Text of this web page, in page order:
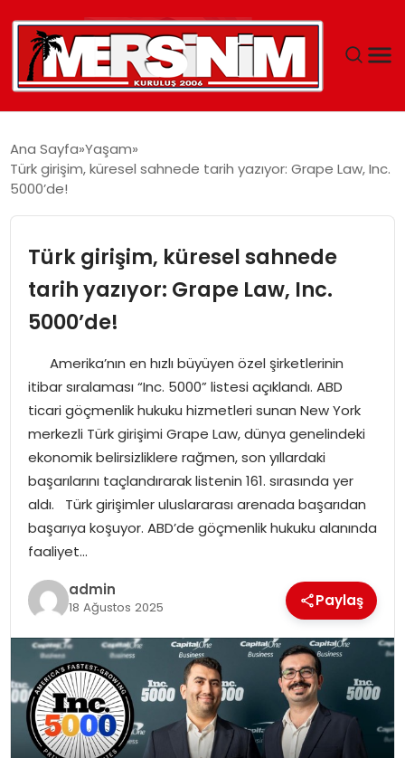
YAŞAM
EĞITIM
SPOR
EKONOMI
MAGAZIN
DÜNYA
OTOMOBIL
Ana Sayfa Yaşam
Türk girişim, küresel sahnede tarih yazıyor: Grape Law, Inc.
5000’de!
Türk girişim, küresel sahnede
tarih yazıyor: Grape Law, Inc.
5000’de!
Amerika’nın en hızlı büyüyen özel şirketlerinin
itibar sıralaması “Inc. 5000” listesi açıklandı. ABD
ticari göçmenlik hukuku hizmetleri sunan New York
merkezli Türk girişimi Grape Law, dünya genelindeki
ekonomik belirsizliklere rağmen, son yıllardaki
başarılarını taçlandırarak listenin 161. sırasında yer
aldı. Türk girişimler uluslararası arenada başarıdan
başarıya koşuyor. ABD’de göçmenlik hukuku alanında
faaliyet…
admin
18 Ağustos 2025 Paylaş